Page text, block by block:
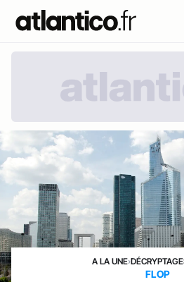
A LA UNE›
FLOP